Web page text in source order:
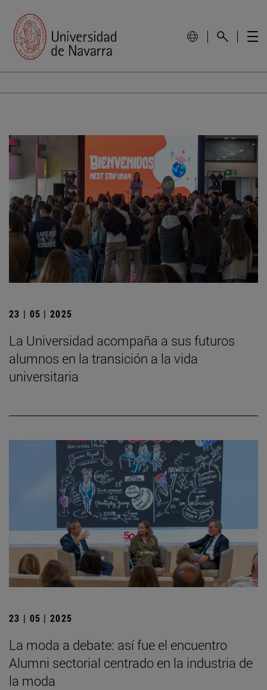
23 | 05 | 2025
La Universidad acompaña a sus futuros
alumnos en la transición a la vida
universitaria
23 | 05 | 2025
La moda a debate: así fue el encuentro
Alumni sectorial centrado en la industria de
la moda